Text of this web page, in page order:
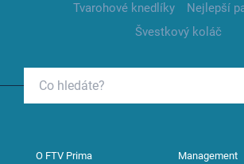
Tvarohové knedlíky
Nejlepší
Švestkový koláč
O FTV Prima Management